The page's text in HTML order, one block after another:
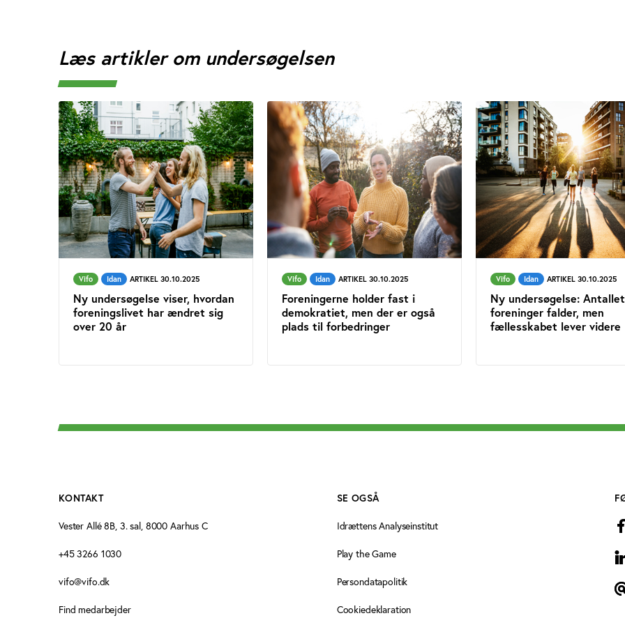
Læs artikler om undersøgelsen
Vifo Idan ARTIKEL 30.10.2025
Ny undersøgelse viser, hvordan
foreningslivet har ændret sig
over 20 år
Vifo Idan ARTIKEL 30.10.2025
Foreningerne holder fast i
demokratiet, men der er også
plads til forbedringer
Vifo Idan ARTIKEL 30.10.2025
Ny undersøgelse:
foreninger falder, men
fællesskabet lever videre
KONTAKT
Vester Allé 8B, 3. sal, 8000 Aarhus C
+45 3266 1030
vifo@vifo.dk
Find medarbejder
SE OGSÅ
Idrættens Analyseinstitut
Play the Game
Persondatapolitik
Cookiedeklaration